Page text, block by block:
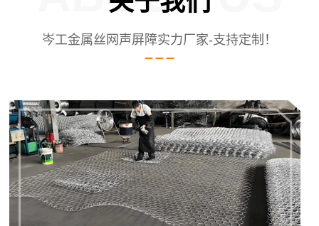
岑工金属丝网声屏障实力厂家-支持定制！